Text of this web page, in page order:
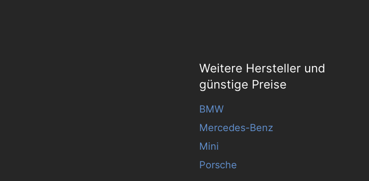
Weitere Hersteller und
günstige Preise
BMW
Mercedes-Benz
Mini
Porsche